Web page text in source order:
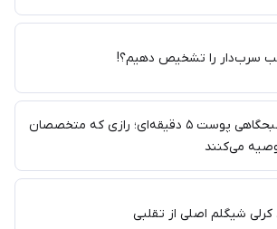
سرب‌دار را تشخیص دهیم؟!
روتین صبحگاهی پوست ۵ دقیقه‌ای؛ رازی که متخصصان
می‌کنند
شیگلم اصلی از تقلبی